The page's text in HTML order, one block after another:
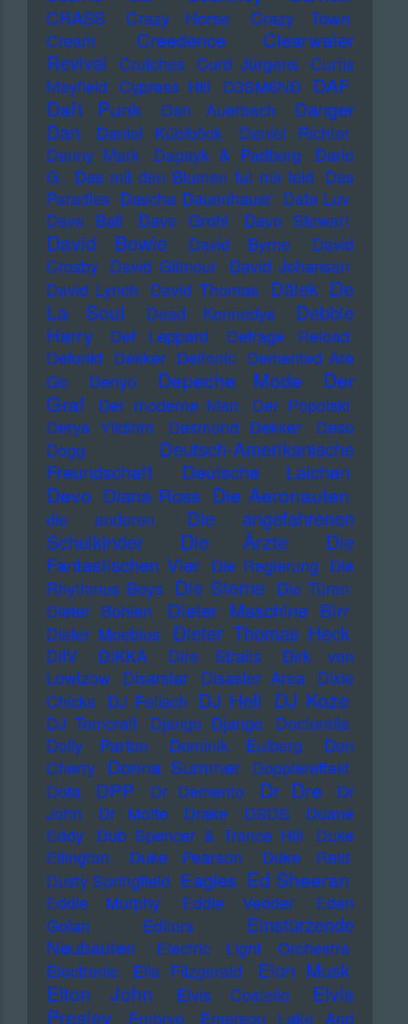
CRASS Crazy Horse Crazy Town
Cream
Creedence Clearwater
Revival
Crutches Curd Jürgens Curtis
Mayfield Cypress Hill D3SM6ND DAF
Daft Punk Dan Auerbach
Danger
Dan
Daniel Küblböck
Daniel Richter
Danny Mark
Dapayk & Padberg
Dario
G. Das mit den Blumen tut mir leid Das
Paradies Dascha Dauenhauer Data Luv
Dave Ball
Dave Grohl Dave Stewart
David Bowie David Byrne
David
Crosby David Gilmour David Johansen
David Lynch David Thomas Dälek De
La Soul
Dead Kennedys
Debbie
Harry
Def Leppard
Defrage Reload
Defunkt Dekker Delfonic Demented Are
Go
Denyo Depeche Mode
Der
Graf
Der moderne Man
Der Popolski
Derya Yildirim
Desmond Dekker
Deso
Dogg
Deutsch-Amerikanische
Freundschaft
Deutsche Laichen
Devo Diana Ross Die Aeronauten
die anderen
Die angefahrenen
Schulkinder
Die Ärzte
Die
Fantastischen Vier Die Regierung Die
Rhythmus Boys Die Sterne Die Türen
Dieter Bohlen
Dieter Maschine Birr
Dieter Moebius Dieter Thomas Heck
DiIV DIKKA Dire Straits
Dirk von
Lowtzow
Disarstar Disaster Area
Dixie
Chicks DJ Fetisch DJ Hell DJ Koze
DJ Tomcraft Django Django
Doctorella
Dolly Parton
Dominik Eulberg
Don
Cherry Donna Summer Dopplereffekt
Dota
DPP Dr Demento Dr Dre
Dr
John
Dr Motte Drake DSDS
Duane
Eddy
Dub Spencer & Trance Hill
Duke
Ellington
Duke Pearson
Duke Reid
Dusty Springfield Eagles Ed Sheeran
Eddie Murphy Eddie Vedder
Eden
Golan
Editors
Einstürzende
Neubauten
Electric Light Orchestra
Electronic
Ella Fitzgerald Elon Musk
Elton John Elvis Costello
Elvis
Presley
Embryo
Emerson Lake And